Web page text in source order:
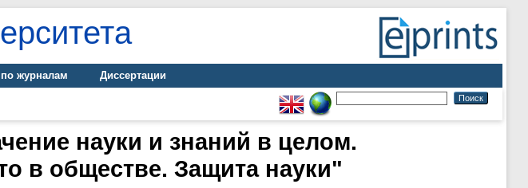
журналам
Диссертации
науки и знаний в целом.
в обществе. Защита науки"